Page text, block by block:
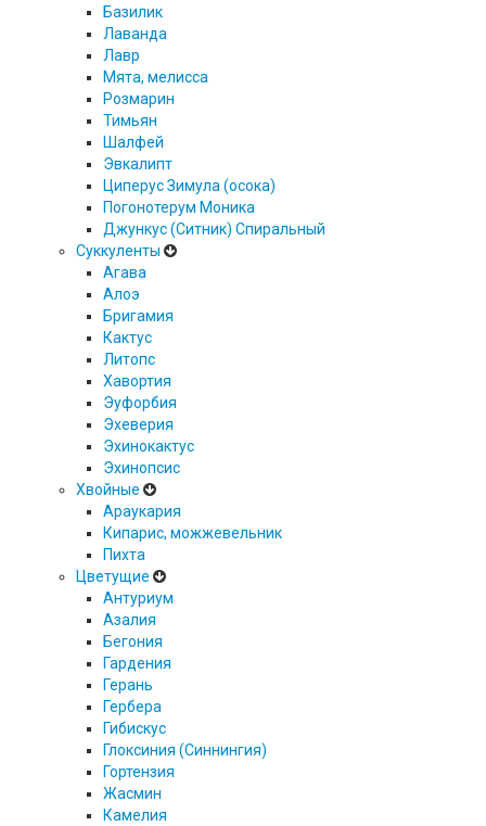
Базилик
Лаванда
Лавр
Мята, мелисса
Розмарин
Тимьян
Шалфей
Эвкалипт
Циперус Зимула (осока)
Погонотерум Моника
Джункус (Ситник) Спиральный
Суккуленты
Агава
Алоэ
Бригамия
Кактус
Литопс
Хавортия
Эуфорбия
Эхеверия
Эхинокактус
Эхинопсис
Хвойные
Араукария
Кипарис, можжевельник
Пихта
Цветущие
Антуриум
Азалия
Бегония
Гардения
Герань
Гербера
Гибискус
Глоксиния (Синнингия)
Гортензия
Жасмин
Камелия